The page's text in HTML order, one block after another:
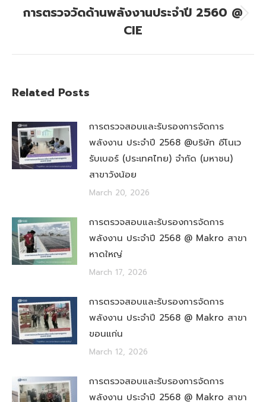
Next
post:
การตรวจวัดด้านพลังงานประจำปี 2560 @
CIE
Related Posts
การตรวจสอบและรับรองการจัดการ
พลังงาน ประจำปี 2568 @บริษัท อีโนเว
รับเบอร์ (ประเทศไทย) จำกัด (มหาชน)
สาขาวังน้อย
March 20, 2026
การตรวจสอบและรับรองการจัดการ
พลังงาน ประจำปี 2568 @ Makro สาขา
หาดใหญ่
March 17, 2026
การตรวจสอบและรับรองการจัดการ
พลังงาน ประจำปี 2568 @ Makro สาขา
ขอนแก่น
March 12, 2026
การตรวจสอบและรับรองการจัดการ
พลังงาน ประจำปี 2568 @ Makro สาขา